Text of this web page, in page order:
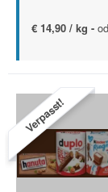
€ 14,90 / kg -
Verpasst!